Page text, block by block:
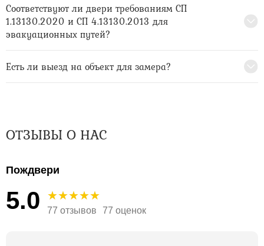
Соответствуют ли двери требованиям СП
1.13130.2020 и СП 4.13130.2013 для
эвакуационных путей?
Есть ли выезд на объект для замера?
ОТЗЫВЫ О НАС
Пождвери
5.0 77 отзывов 77 оценок